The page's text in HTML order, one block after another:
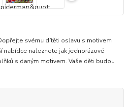
svému dítěti oslavu s motivem
nabídce naleznete jak jednorázové
s daným motivem. Vaše děti budou